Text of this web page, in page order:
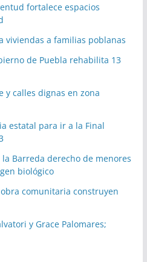
fortalece espacios
viviendas a familias poblanas
de Puebla rehabilita 13
y calles dignas en zona
estatal para ir a la Final
Barreda derecho de menores
biológico
comunitaria construyen
y Grace Palomares;